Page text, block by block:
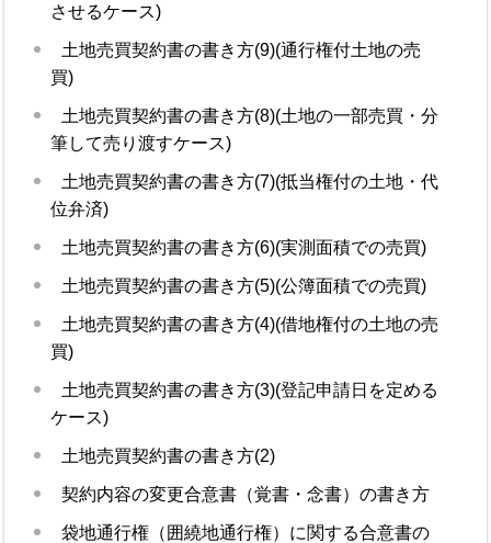
させるケース)
土地売買契約書の書き方(9)(通行権付土地の売
買)
土地売買契約書の書き方(8)(土地の一部売買・分
筆して売り渡すケース)
土地売買契約書の書き方(7)(抵当権付の土地・代
位弁済)
土地売買契約書の書き方(6)(実測面積での売買)
土地売買契約書の書き方(5)(公簿面積での売買)
土地売買契約書の書き方(4)(借地権付の土地の売
買)
土地売買契約書の書き方(3)(登記申請日を定める
ケース)
土地売買契約書の書き方(2)
契約内容の変更合意書（覚書・念書）の書き方
袋地通行権（囲繞地通行権）に関する合意書の